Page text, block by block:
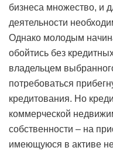
бизнеса множество, и
деятельности
Однако молодым
обойтись без
владельцем
потребоваться
кредитования. Но
коммерческой
собственности – на
имеющуюся в активе